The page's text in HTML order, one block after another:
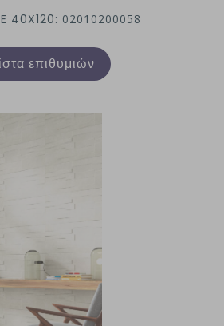
40X120: 02010200058
επιθυμιών